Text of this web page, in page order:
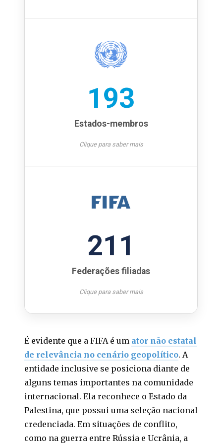
193
Estados-membros
Clique para saber mais
211
Federações filiadas
Clique para saber mais
É evidente que a FIFA é um ator não estatal
de relevância no cenário geopolítico. A
entidade inclusive se posiciona diante de
alguns temas importantes na comunidade
internacional. Ela reconhece o Estado da
Palestina, que possui uma seleção nacional
credenciada. Em situações de conflito,
como na guerra entre Rússia e Ucrânia, a